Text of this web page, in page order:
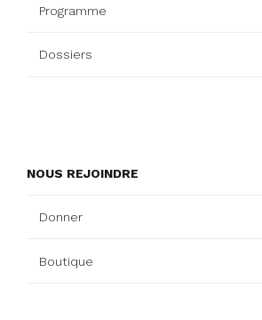
Programme
Dossiers
NOUS REJOINDRE
Donner
Boutique